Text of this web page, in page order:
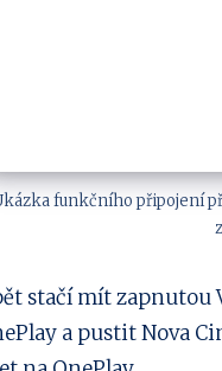
funkčního připojení
stačí mít zapnutou
a pustit Nova